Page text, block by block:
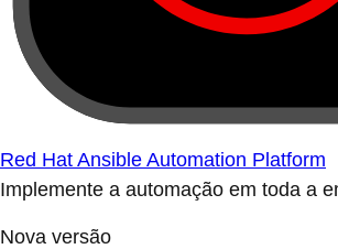
Red Hat Ansible Automation Platform
Implemente a automação em toda a
Nova versão